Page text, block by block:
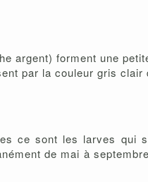
argent) forment une
par la couleur gris clair
ce sont les larves qui
de mai à